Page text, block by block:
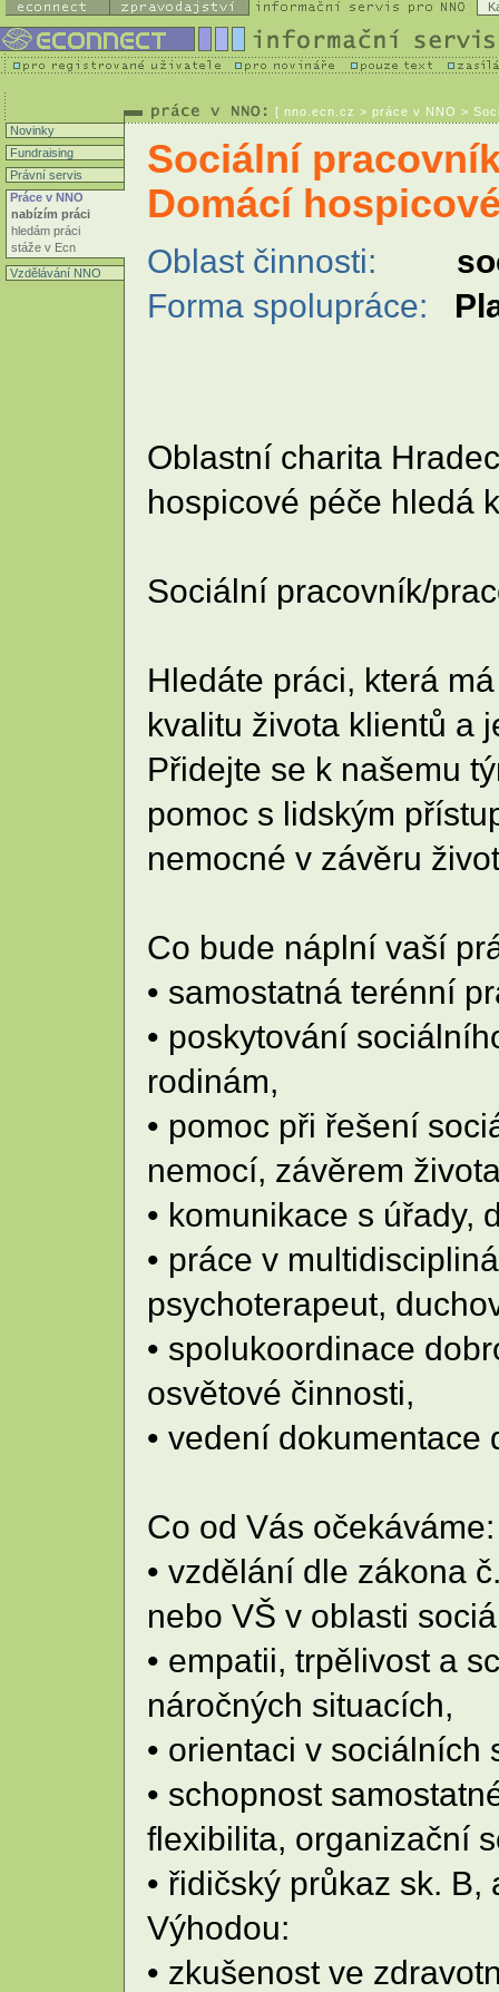
[ nno.ecn.cz > práce v NNO >
Novinky
Fundraising
Právní servis
Práce v NNO
nabízím práci
hledám práci
stáže v Ecn
Vzdělávání NNO
Sociální
Domácí
Oblast činnosti:
Forma spolupráce:
Oblastní charita
hospicové péče hledá
Sociální pracovník/
Hledáte práci, která
kvalitu života klientů a
Přidejte se k našemu
pomoc s lidským
nemocné v závěru
Co bude náplní vaší
• samostatná terénní
• poskytování
rodinám,
• pomoc při řešení
nemocí, závěrem
• komunikace s úřady,
• práce v
psychoterapeut,
• spolukoordinace
osvětové činnosti,
• vedení
Co od Vás očekáváme:
• vzdělání dle zákona
nebo VŠ v oblasti
• empatii, trpělivost a
náročných situacích,
• orientaci v
• schopnost
flexibilita, organizační
• řidičský průkaz sk. B,
Výhodou:
• zkušenost ve